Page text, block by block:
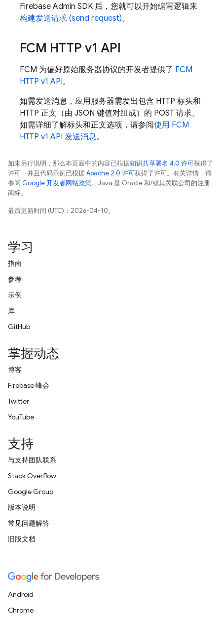
Firebase Admin SDK 后，您就可以开始编写逻辑来
构建发送请求 (send request)。
FCM HTTP v1 API
FCM 为偏好原始服务器协议的开发者提供了 FCM
HTTP v1 API。
如需发送消息，应用服务器需发出包含 HTTP 标头和
HTTP 正文（由 JSON 键值对组成）的 POST 请求。
如需详细了解标头和正文选项，请参阅使用 FCM
HTTP v1 API 发送消息。
如未另行说明，那么本页面中的内容已根据知识共享署名 4.0 许可获得了
许可，并且代码示例已根据Apache 2.0 许可获得了许可。有关详情，请
参阅 Google 开发者网站政策。Java 是 Oracle 和/或其关联公司的注册
商标。
最后更新时间 (UTC)：2026-04-10。
学习
指南
参考
示例
库
GitHub
掌握动态
博客
Firebase 峰会
Twitter
YouTube
支持
与支持团队联系
Stack Overflow
Google Group
版本说明
常见问题解答
旧版文档
Android
Chrome